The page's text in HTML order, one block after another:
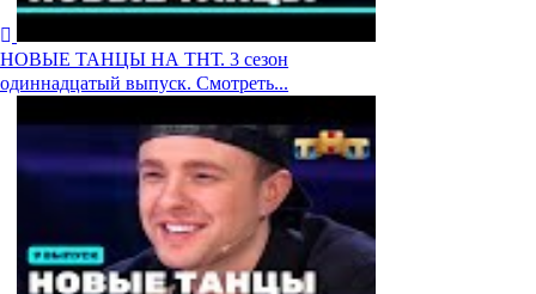
НОВЫЕ ТАНЦЫ НА ТНТ. 3 сезон
одиннадцатый выпуск. Смотреть...